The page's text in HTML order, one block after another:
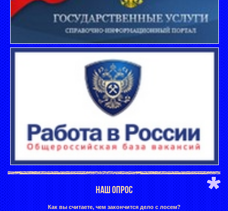
НАШ ОПРОС
Как вы считаете, чем закончится дело с лосем?